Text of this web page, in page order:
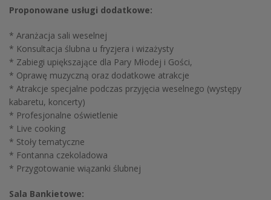
Proponowane usługi dodatkowe:
* Aranżacja sali weselnej
* Konsultacja ślubna u fryzjera i wizażysty
* Zabiegi upiększające dla Pary Młodej i Gości,
* Oprawę muzyczną oraz dodatkowe atrakcje
* Atrakcje specjalne podczas przyjęcia weselnego (występy
kabaretu, koncerty)
* Profesjonalne oświetlenie
* Live cooking
* Stoły tematyczne
* Fontanna czekoladowa
* Przygotowanie wiązanki ślubnej
Sala Bankietowe: